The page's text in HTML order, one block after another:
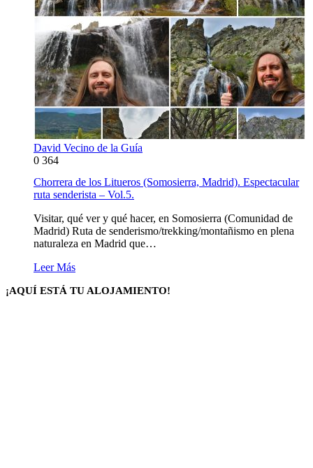
David Vecino de la Guía
0 364
Chorrera de los Litueros (Somosierra, Madrid). Espectacular
ruta senderista – Vol.5.
Visitar, qué ver y qué hacer, en Somosierra (Comunidad de
Madrid) Ruta de senderismo/trekking/montañismo en plena
naturaleza en Madrid que…
Leer Más
¡AQUÍ ESTÁ TU ALOJAMIENTO!